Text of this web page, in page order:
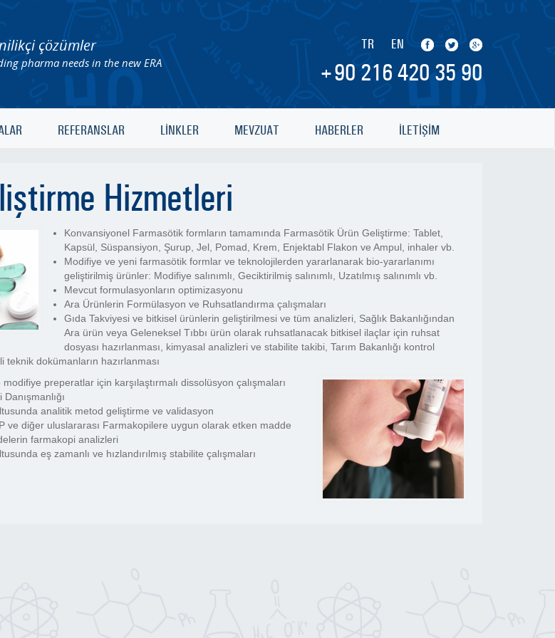
çözümler
pharma needs in the new ERA
TR EN
+90 216 420 35 90
REFERANSLAR LİNKLER MEVZUAT HABERLER İLETİŞİM
Hizmetleri
Konvansiyonel Farmasötik formların tamamında Farmasötik Ürün Geliştirme: Tablet,
Kapsül, Süspansiyon, Şurup, Jel, Pomad, Krem, Enjektabl Flakon ve Ampul, inhaler vb.
Modifiye ve yeni farmasötik formlar ve teknolojilerden yararlanarak bio-yararlanımı
geliştirilmiş ürünler: Modifiye salınımlı, Geciktirilmiş salınımlı, Uzatılmış salınımlı vb.
Mevcut formulasyonların optimizasyonu
Ara Ürünlerin Formülasyon ve Ruhsatlandırma çalışmaları
Gıda Takviyesi ve bitkisel ürünlerin geliştirilmesi ve tüm analizleri, Sağlık Bakanlığından
Ara ürün veya Geleneksel Tıbbı ürün olarak ruhsatlanacak bitkisel ilaçlar için ruhsat
dosyası hazırlanması, kimyasal analizleri ve stabilite takibi, Tarım Bakanlığı kontrol
teknik dokümanların hazırlanması
preperatlar için karşılaştırmalı dissolüsyon çalışmaları
analitik metod geliştirme ve validasyon
ve diğer uluslararası Farmakopilere uygun olarak etken madde
farmakopi analizleri
eş zamanlı ve hızlandırılmış stabilite çalışmaları